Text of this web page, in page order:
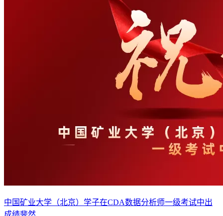
中国矿业大学（北京）学子在CDA数据分析师一级考试中出